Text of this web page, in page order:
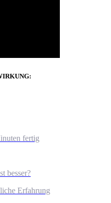
fertig
besser?
Erfahrung